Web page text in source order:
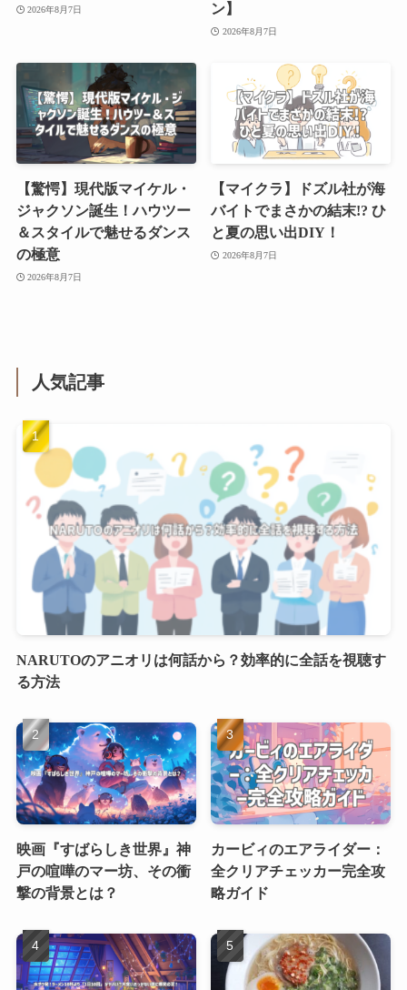
2026年8月7日
ン】
2026年8月7日
【驚愕】現代版マイケル・
ジャクソン誕生！ハウツー
＆スタイルで魅せるダンス
の極意
2026年8月7日
【マイクラ】ドズル社が海
バイトでまさかの結末!? ひ
と夏の思い出DIY！
2026年8月7日
人気記事
NARUTOのアニオリは何話から？効率的に全話を視聴す
る方法
映画『すばらしき世界』神
戸の喧嘩のマー坊、その衝
撃の背景とは？
カービィのエアライダー：
全クリアチェッカー完全攻
略ガイド